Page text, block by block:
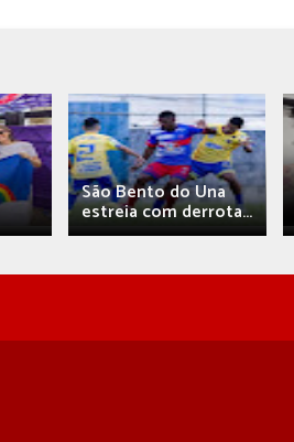
São Bento do Una
estreia com derrota...